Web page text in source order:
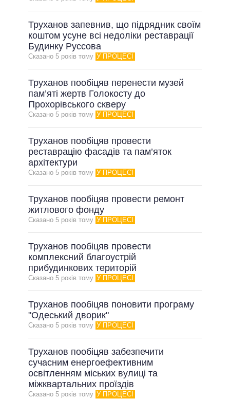
ВСІ ОБІЦЯНКИ
АРХІВНІ ОБІЦЯНКИ
Труханов запевнив, що підрядник своїм
коштом усуне всі недоліки реставрації
Будинку Руссова
Сказано 5 рокiв тому У ПРОЦЕСІ
Труханов пообіцяв перенести музей
пам’яті жертв Голокосту до
Прохорівського скверу
Сказано 5 рокiв тому У ПРОЦЕСІ
Труханов пообіцяв провести
реставрацію фасадів та пам’яток
архітектури
Сказано 5 рокiв тому У ПРОЦЕСІ
Труханов пообіцяв провести ремонт
житлового фонду
Сказано 5 рокiв тому У ПРОЦЕСІ
Труханов пообіцяв провести
комплексний благоустрій
прибудинкових територій
Сказано 5 рокiв тому У ПРОЦЕСІ
Труханов пообіцяв поновити програму
"Одеський дворик"
Сказано 5 рокiв тому У ПРОЦЕСІ
Труханов пообіцяв забезпечити
сучасним енергоефективним
освітленням міських вулиці та
міжквартальних проїздів
Сказано 5 рокiв тому У ПРОЦЕСІ